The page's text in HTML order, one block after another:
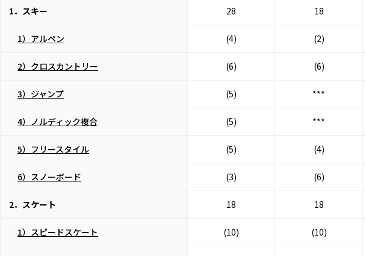
1．スキー 28 18
1）アルペン (4) (2)
2）クロスカントリー (6) (6)
3）ジャンプ (5) ***
4）ノルディック複合 (5) ***
5）フリースタイル (5) (4)
6）スノーボード (3) (6)
2．スケート 18 18
1）スピードスケート (10) (10)